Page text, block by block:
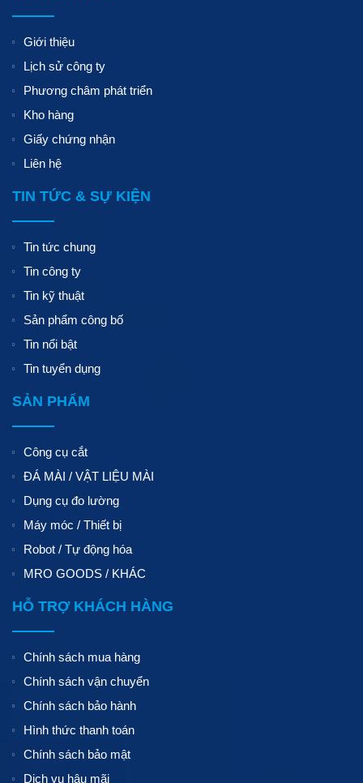
Giới thiệu
Lịch sử công ty
Phương châm phát triển
Kho hàng
Giấy chứng nhận
Liên hệ
TIN TỨC & SỰ KIỆN
Tin tức chung
Tin công ty
Tin kỹ thuật
Sản phẩm công bố
Tin nổi bật
Tin tuyển dụng
SẢN PHẨM
Công cụ cắt
ĐÁ MÀI / VẬT LIỆU MÀI
Dụng cụ đo lường
Máy móc / Thiết bị
Robot / Tự động hóa
MRO GOODS / KHÁC
HỖ TRỢ KHÁCH HÀNG
Chính sách mua hàng
Chính sách vận chuyển
Chính sách bảo hành
Hình thức thanh toán
Chính sách bảo mật
Dịch vụ hậu mãi